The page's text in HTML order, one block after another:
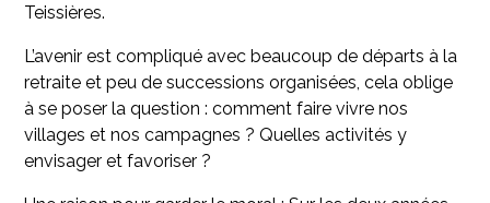
Teissières.
L’avenir est compliqué avec beaucoup de départs à la
retraite et peu de successions organisées, cela oblige
à se poser la question : comment faire vivre nos
villages et nos campagnes ? Quelles activités y
envisager et favoriser ?